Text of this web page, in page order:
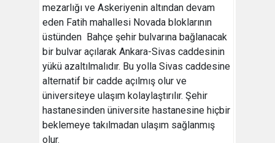
mezarlığı ve Askeriyenin altından devam
eden Fatih mahallesi Novada bloklarının
üstünden Bahçe şehir bulvarına bağlanacak
bir bulvar açılarak Ankara-Sivas caddesinin
yükü azaltılmalıdır. Bu yolla Sivas caddesine
alternatif bir cadde açılmış olur ve
üniversiteye ulaşım kolaylaştırılır. Şehir
hastanesinden üniversite hastanesine hiçbir
beklemeye takılmadan ulaşım sağlanmış
olur.